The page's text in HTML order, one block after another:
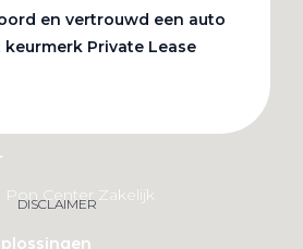
Pon Center Zakelijk
en vertrouwd een auto
keurmerk Private Lease
DISCLAIMER